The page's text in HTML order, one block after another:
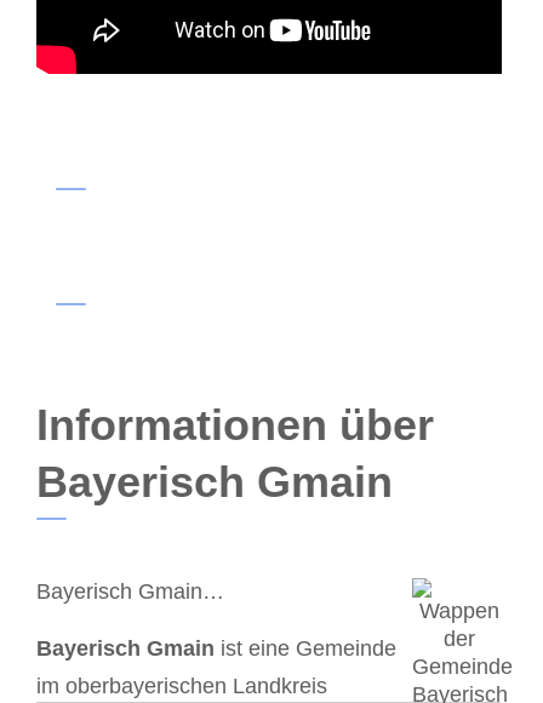
Informationen über
Bayerisch Gmain
Bayerisch Gmain…
Bayerisch Gmain ist eine Gemeinde
im oberbayerischen Landkreis